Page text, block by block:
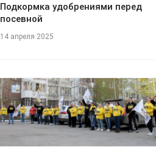
Подкормка удобрениями перед
посевной
14 апреля 2025